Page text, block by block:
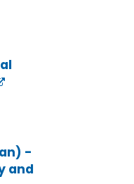
-
and